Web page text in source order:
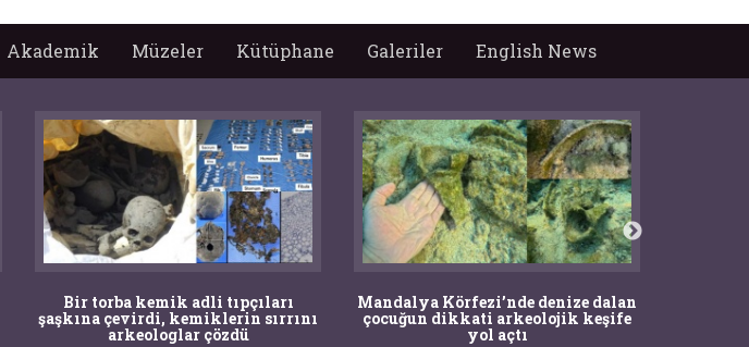
Akademik Müzeler Kütüphane Galeriler English News
Bir torba kemik adli tıpçıları
şaşkına çevirdi, kemiklerin sırrını
arkeologlar çözdü
Mandalya Körfezi’nde denize dalan
çocuğun dikkati arkeolojik keşife
yol açtı